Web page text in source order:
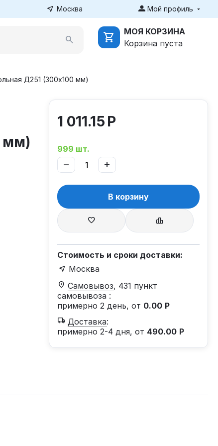
Москва Мой профиль
МОЯ КОРЗИНА
Корзина пуста
Д251 (300х100 мм)
мм)
1 011.15 Р
999 шт.
+
−
В корзину
Стоимость и сроки доставки:
Москва
Самовывоз, 431 пункт
самовывоза :
примерно 2 день, от 0.00 Р
Доставка:
примерно 2-4 дня, от 490.00 Р